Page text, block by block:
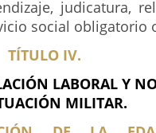
judicatura,
social obligatorio
TÍTULO IV.
LABORAL Y
MILITAR.